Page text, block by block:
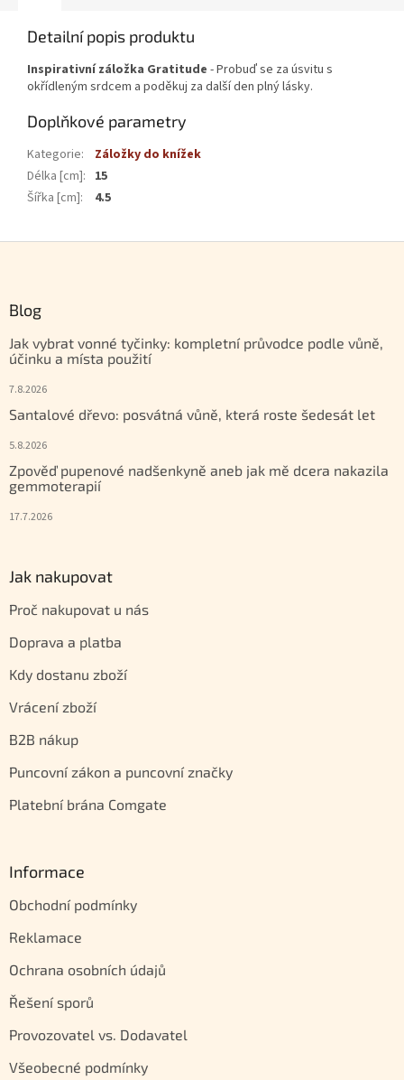
Detailní popis produktu
Inspirativní záložka Gratitude - Probuď se za úsvitu s
okřídleným srdcem a poděkuj za další den plný lásky.
Doplňkové parametry
Kategorie:
Záložky do knížek
Délka [cm]: 15
Šířka [cm]: 4.5
Blog
Jak vybrat vonné tyčinky: kompletní průvodce podle vůně,
účinku a místa použití
7.8.2026
Santalové dřevo: posvátná vůně, která roste šedesát let
5.8.2026
Zpověď pupenové nadšenkyně aneb jak mě dcera nakazila
gemmoterapií
17.7.2026
Jak nakupovat
Proč nakupovat u nás
Doprava a platba
Kdy dostanu zboží
Vrácení zboží
B2B nákup
Puncovní zákon a puncovní značky
Platební brána Comgate
Informace
Obchodní podmínky
Reklamace
Ochrana osobních údajů
Řešení sporů
Provozovatel vs. Dodavatel
Všeobecné podmínky